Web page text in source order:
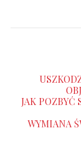
JAK POZBYĆ
WYMIANA